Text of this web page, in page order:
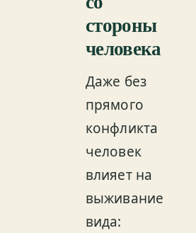
стороны
человека
Даже без
прямого
конфликта
человек
влияет на
выживание
вида: